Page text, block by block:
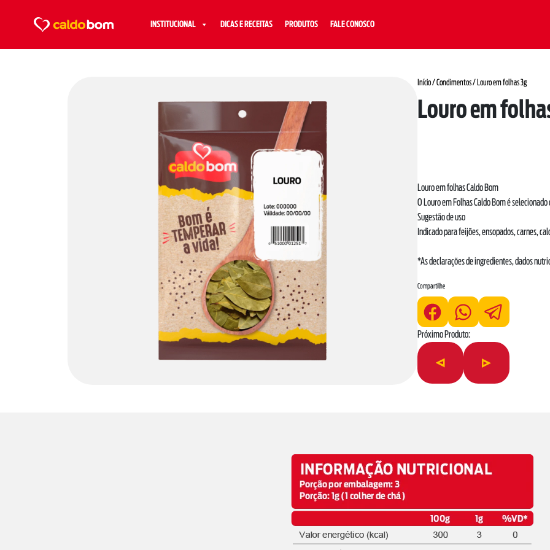
INSTITUCIONAL DICAS E RECEITAS PRODUTOS FALE CONOSCO
Início/ Condimentos/ Louro em folhas 3g
Louro em
Louro em folhas Caldo Bom
O Louro em Folhas Caldo Bom é
Sugestão de uso
Indicado para feijões, ensopados, carnes,
*As declarações de ingredientes, dados
Compartilhe
Próximo Produto: